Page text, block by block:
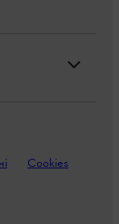
Cookies